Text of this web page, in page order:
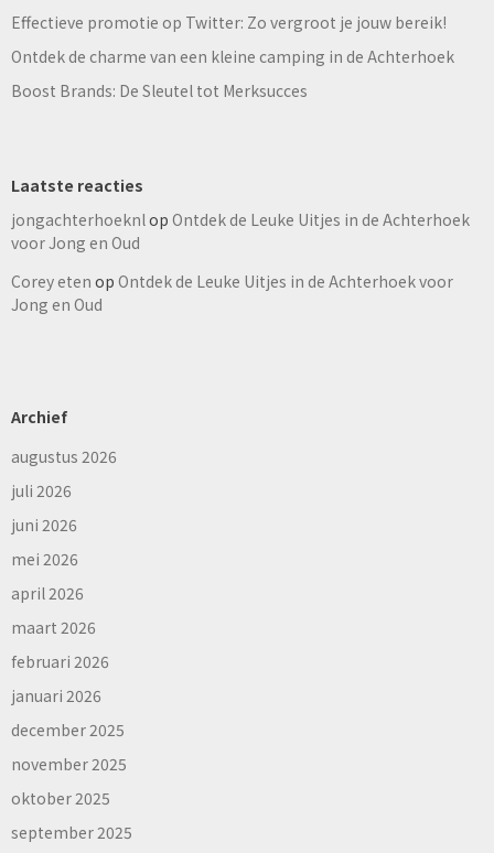
Effectieve promotie op Twitter: Zo vergroot je jouw bereik!
Ontdek de charme van een kleine camping in de Achterhoek
Boost Brands: De Sleutel tot Merksucces
Laatste reacties
jongachterhoeknl op Ontdek de Leuke Uitjes in de Achterhoek
voor Jong en Oud
Corey eten op Ontdek de Leuke Uitjes in de Achterhoek voor
Jong en Oud
Archief
augustus 2026
juli 2026
juni 2026
mei 2026
april 2026
maart 2026
februari 2026
januari 2026
december 2025
november 2025
oktober 2025
september 2025